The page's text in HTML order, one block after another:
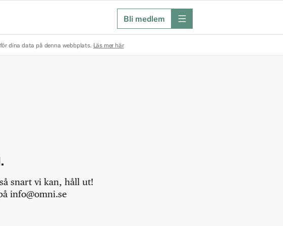
Bli medlem meny
dina data på denna webbplats. Läs mer här
snart vi kan, håll ut!
info@omni.se